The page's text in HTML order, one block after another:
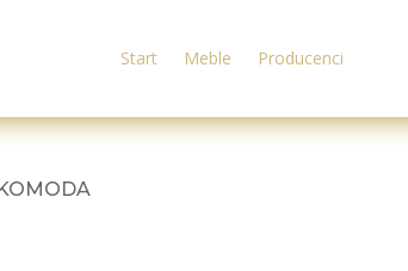
Start Meble Producenci